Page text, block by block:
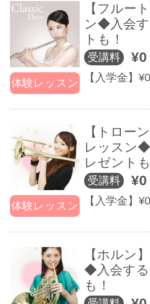
ン！
予定がどうしても組み
少しでもスケジュール
無料補講
１回あたりのレ
ッスン費はどこ
よりも安い！
●わか
入会時
入会金
代
※1楽
分 2回/
体験レッスン
【フルー
ン◆入会
トも！
受講料 ¥0
【入学金】
体験レッスン
【トロー
レッスン
レゼントも
受講料 ¥0
【入学金】
【ホルン
◆入会す
も！